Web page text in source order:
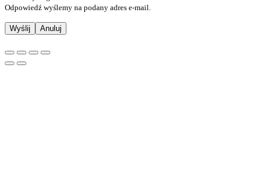
Odpowiedź wyślemy na podany adres e-mail.
Anuluj